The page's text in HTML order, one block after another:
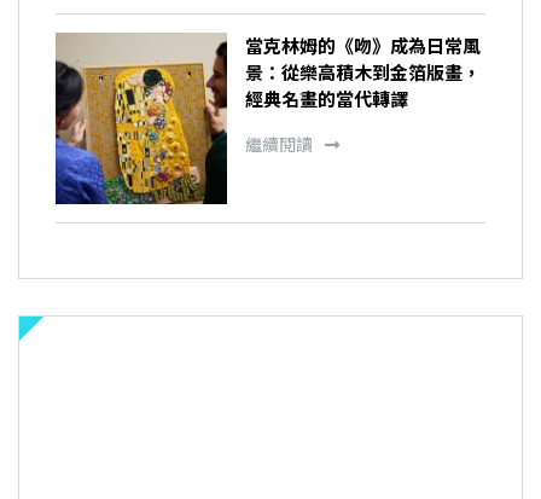
當克林姆的《吻》成為日常風
景：從樂高積木到金箔版畫，
經典名畫的當代轉譯
繼續閱讀